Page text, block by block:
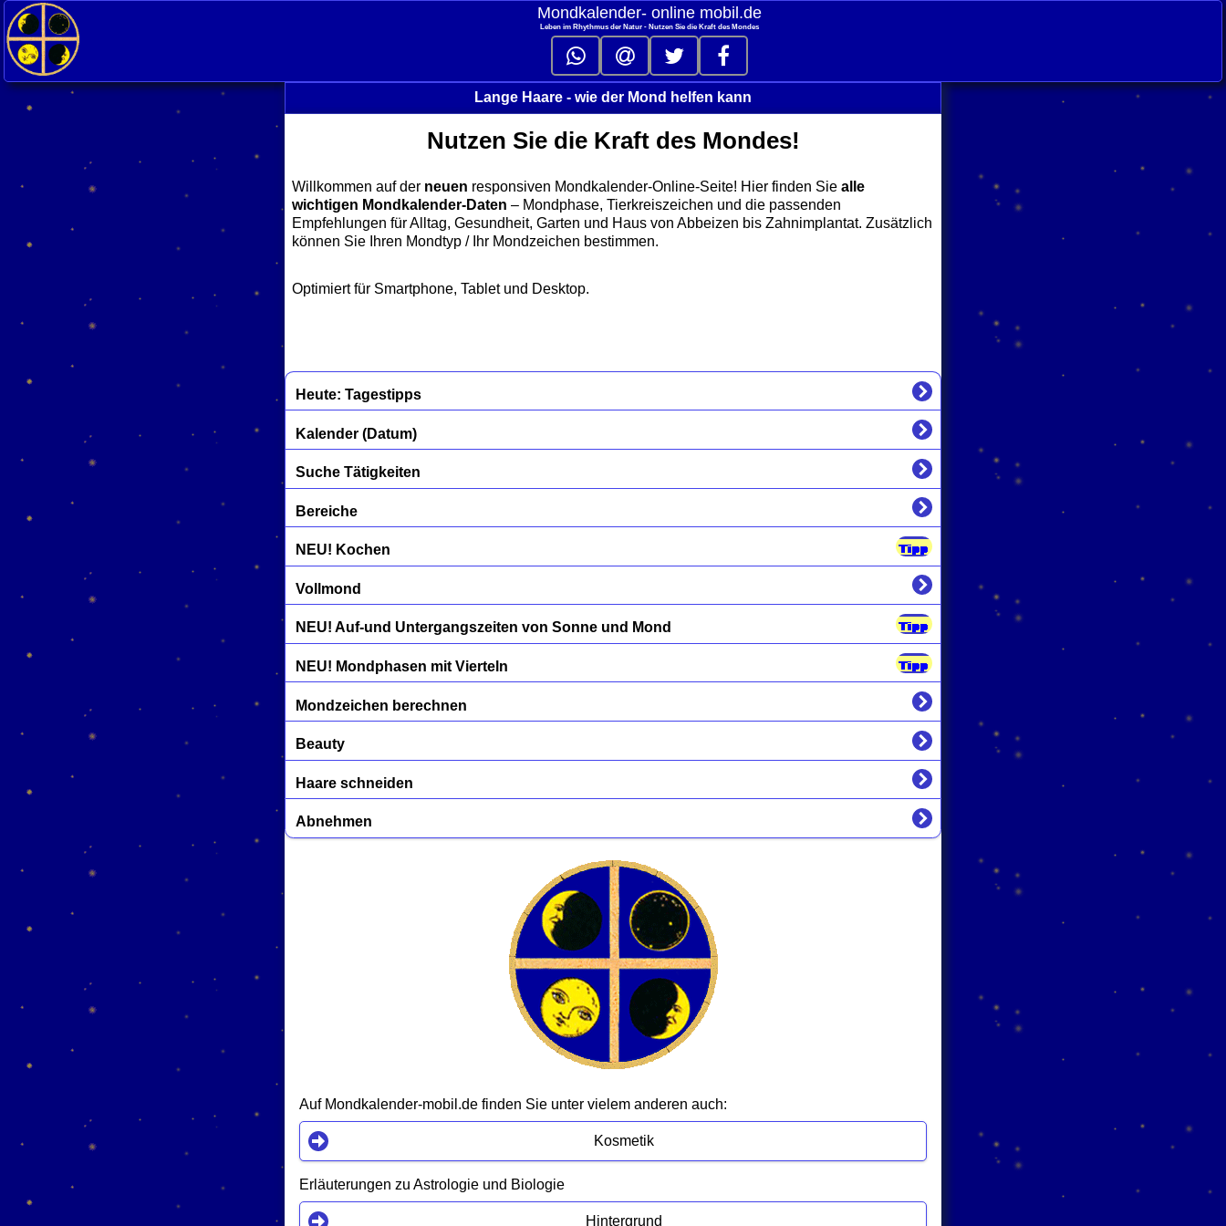
Mondkalender‑ online mobil.de
Leben im Rhythmus der Natur - Nutzen Sie die Kraft des Mondes
Lange Haare - wie der Mond helfen kann
Nutzen Sie die Kraft des Mondes!
Willkommen auf der neuen responsiven Mondkalender‑Online‑Seite! Hier finden Sie alle
wichtigen Mondkalender‑Daten – Mondphase, Tierkreiszeichen und die passenden
Empfehlungen für Alltag, Gesundheit, Garten und Haus von Abbeizen bis Zahnimplantat. Zusätzlich
können Sie Ihren Mondtyp / Ihr Mondzeichen bestimmen.
Optimiert für Smartphone, Tablet und Desktop.
Heute: Tagestipps
Kalender (Datum)
Suche Tätigkeiten
Bereiche
NEU! Kochen
Vollmond
NEU! Auf-und Untergangszeiten von Sonne und Mond
NEU! Mondphasen mit Vierteln
Mondzeichen berechnen
Beauty
Haare schneiden
Abnehmen
Auf Mondkalender-mobil.de finden Sie unter vielem anderen auch:
Kosmetik
Erläuterungen zu Astrologie und Biologie
Hintergrund